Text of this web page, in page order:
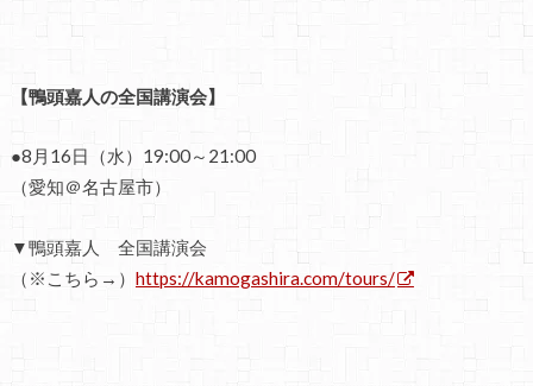
【鴨頭嘉人の全国講演会】
●8月16日（水）19:00～21:00
（愛知＠名古屋市）
▼鴨頭嘉人 全国講演会
（※こちら→） https://kamogashira.com/tours/